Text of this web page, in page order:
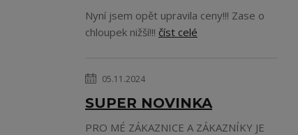
Nyní jsem opět upravila ceny!!! Zase o
chloupek nižší!!! číst celé
05.11.2024
SUPER NOVINKA
PRO MÉ ZÁKAZNICE A ZÁKAZNÍKY JE